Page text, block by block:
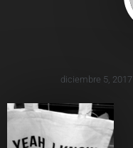
diciembre 5, 2017